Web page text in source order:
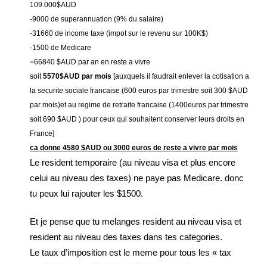
109.000$AUD
-9000 de superannuation (9% du salaire)
-31660 de income taxe (impot sur le revenu sur 100K$)
-1500 de Medicare
=66840 $AUD par an en reste a vivre
soit5570$AUD par mois [auxquels il faudrait enlever la cotisation a
la securite sociale francaise (600 euros par trimestre soit 300 $AUD
par mois)et au regime de retraite francaise (1400euros par trimestre
soit 690 $AUD ) pour ceux qui souhaitent conserver leurs droits en
France]
ca donne 4580 $AUD ou 3000 euros de reste a vivre par mois
Le resident temporaire (au niveau visa et plus encore
celui au niveau des taxes) ne paye pas Medicare. donc
tu peux lui rajouter les $1500.
Et je pense que tu melanges resident au niveau visa et
resident au niveau des taxes dans tes categories.
Le taux d’imposition est le meme pour tous les « tax